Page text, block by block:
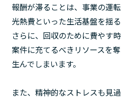
報酬が滞ることは、事業の運
光熱費といった生活基盤を揺
さらに、回収のために費やす
案件に充てるべきリソースを
生んでしまいます。
また、精神的なストレスも見